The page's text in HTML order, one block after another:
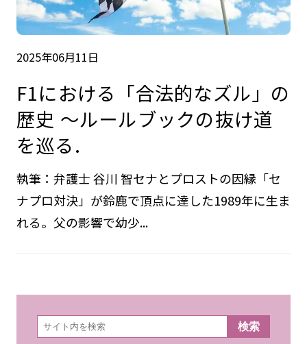
2025年06月11日
F1における「合法的なズル」の
歴史 ～ルールブックの抜け道
を巡る.
執筆：弁護士 谷川 智セナとプロストの因縁「セ
ナプロ対決」が鈴鹿で頂点に達した1989年に生ま
れる。父の影響で幼少...
検
索 検索